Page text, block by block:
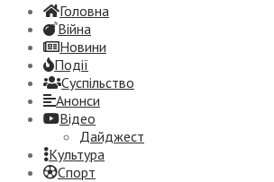
Головна
Війна
Новини
Події
Суспiльство
Анонси
Відео
Дайджест
Культура
Спорт